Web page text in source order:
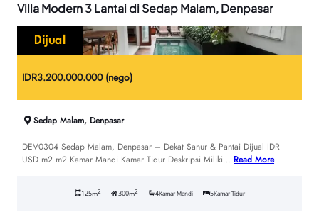
Villa Modern 3 Lantai di Sedap Malam, Denpasar
Dijual
IDR3.200.000.000 (nego)
Sedap Malam, Denpasar
DEV0304 Sedap Malam, Denpasar – Dekat Sanur & Pantai Dijual IDR
USD m2 m2 Kamar Mandi Kamar Tidur Deskripsi Miliki… Read More
125m2 300m2 4Kamar Mandi 5Kamar Tidur